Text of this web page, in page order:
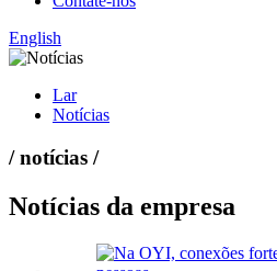
English
Lar
Notícias
/ notícias /
Notícias da empresa